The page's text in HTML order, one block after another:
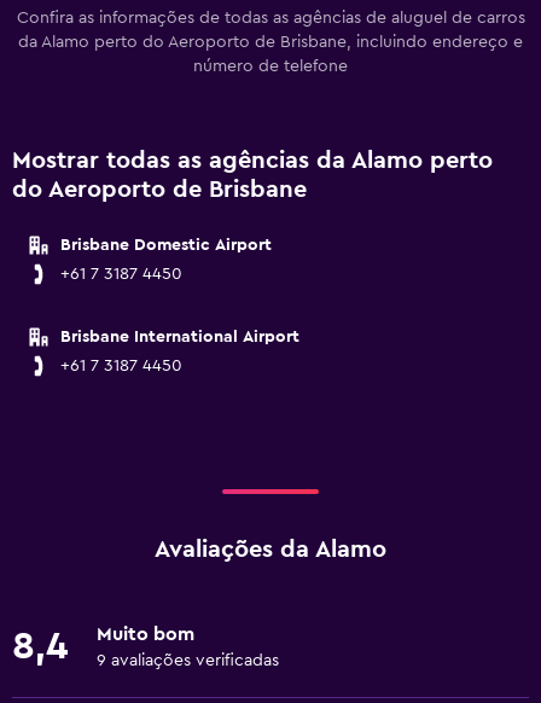
Confira as informações de todas as agências de aluguel de carros
da Alamo perto do Aeroporto de Brisbane, incluindo endereço e
número de telefone
Mostrar todas as agências da Alamo perto
do Aeroporto de Brisbane
Brisbane Domestic Airport
+61 7 3187 4450
Brisbane International Airport
+61 7 3187 4450
Avaliações da Alamo
8,4 Muito bom
9 avaliações verificadas